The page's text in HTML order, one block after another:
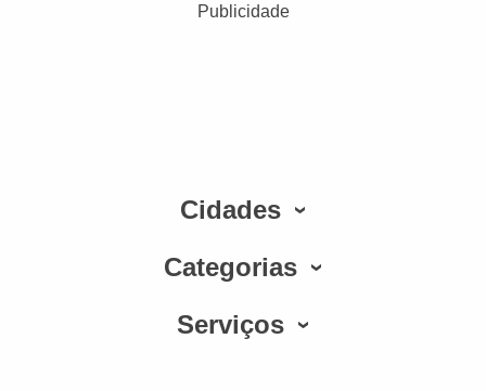
Publicidade
Cidades
Categorias
Serviços